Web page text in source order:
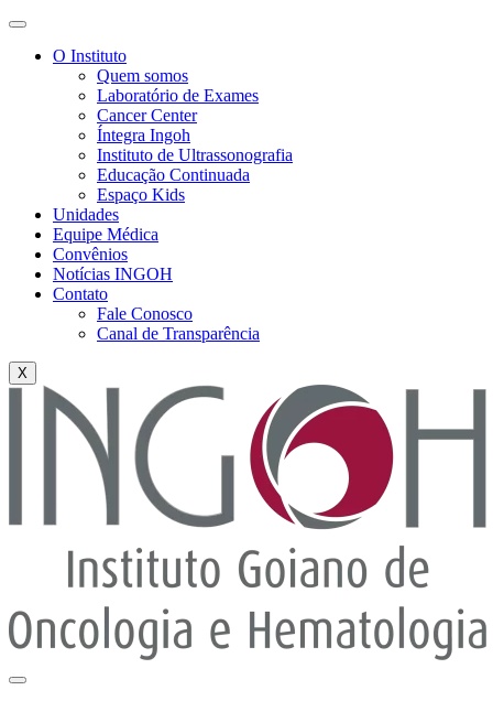
O Instituto
Quem somos
Laboratório de Exames
Cancer Center
Íntegra Ingoh
Instituto de Ultrassonografia
Educação Continuada
Espaço Kids
Unidades
Equipe Médica
Convênios
Notícias INGOH
Contato
Fale Conosco
Canal de Transparência
X